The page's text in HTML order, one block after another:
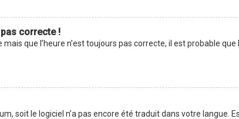
correcte !
que l’heure n’est toujours pas correcte, il est probable
soit le logiciel n’a pas encore été traduit dans votre langue.